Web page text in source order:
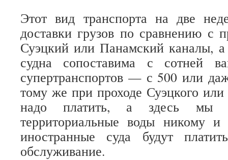
Этот вид транспорта на две
доставки грузов по сравнению с
Суэцкий или Панамский каналы, а
судна сопоставима с сотней
супертранспортов — с 500 или
тому же при проходе Суэцкого
надо платить, а здесь мы
территориальные воды никому
иностранные суда будут
обслуживание.